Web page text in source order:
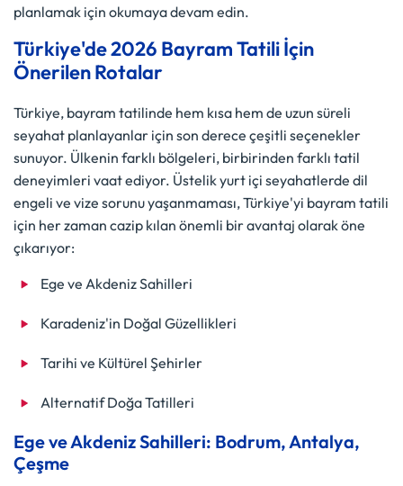
planlamak için okumaya devam edin.
Türkiye'de 2026 Bayram Tatili İçin
Önerilen Rotalar
Türkiye, bayram tatilinde hem kısa hem de uzun süreli
seyahat planlayanlar için son derece çeşitli seçenekler
sunuyor. Ülkenin farklı bölgeleri, birbirinden farklı tatil
deneyimleri vaat ediyor. Üstelik yurt içi seyahatlerde dil
engeli ve vize sorunu yaşanmaması, Türkiye'yi bayram tatili
için her zaman cazip kılan önemli bir avantaj olarak öne
çıkarıyor:
Ege ve Akdeniz Sahilleri
Karadeniz'in Doğal Güzellikleri
Tarihi ve Kültürel Şehirler
Alternatif Doğa Tatilleri
Ege ve Akdeniz Sahilleri: Bodrum, Antalya,
Çeşme